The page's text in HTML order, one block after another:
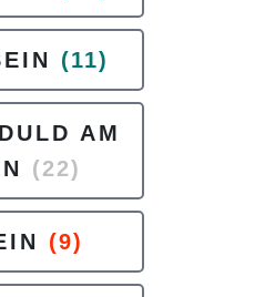
(11)
AM
(22)
(9)